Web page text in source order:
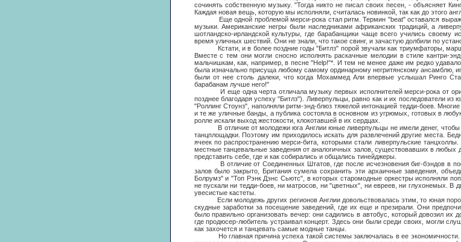
сочинять собственную музыку. "Тогда никто не писал своих песен, - объясняет
Каждая новая вещь, которую мы исполняли, считалась новинкой, так как до этого
Еще одной проблемой мерси-рока стал ритм. Термин "beat" оставался
музыки. Американские негры были наследниками африканских традиций, а
шотландско-ирландской культуры, где барабанщики чаще всего учились своему
время уличных шествий. Они не знали, что такое свинг, и зачастую долбили по
Кстати, и в более поздние годы "Битлз" порой звучали как триумфаторы,
Вместе с тем они могли сносно исполнять раскачные мелодии в стиле кантри-
мальчишкам, как, например, в песне "Help!"*. И тем не менее даже им редко
была изначально присуща любому самому ординарному негритянскому ансамблю,
были от нее столь далеки, что когда Мохаммед Али впервые услышал Ринго
барабанам лучше него!"
И еще одна черта отличала музыку первых исполнителей мерси-рока от
позднее благодаря успеху "Битлз"). Ливерпульцы, равно как и их последователи из
"Роллинг Стоунз", наполняли ритм-энд-блюз тяжелой интонацией тедди-боев.
и те же уличные банды, а публика состояла в основном из угрюмых, готовых в
ролле искали выход жестокости, клокотавшей в их сердцах.
В отличие от молодежи юга Англии юные ливерпульцы не имели денег, чтобы
танцплощадки. Поэтому им приходилось искать для развлечений другие места.
ячеек по распространению мерси-бита, которыми стали ливерпульские
местные танцевальные заведения от аналогичных залов, существовавших в любых
представить себе, где и как собирались и общались тинейджеры.
В отличие от Соединенных Штатов, где после исчезновения биг-бэндов в
залов было закрыто, Британия сумела сохранить эти архаичные заведения,
Болрумз" и "Топ Рэнк Дэнс Сьютс", в которых старомодные оркестры исполняли
не пускали ни тедди-боев, ни матросов, ни "цветных", ни евреев, ни глухонемых. В
увесистые кастеты.
Если молодежь других регионов Англии довольствовалась этим, то юная
скудные заработки за посещение заведений, где их еще и презирали. Они
было правильно организовать вечер: они садились в автобус, который довозил их
где продюсер-любитель устраивал концерт. Здесь они были среди своих, могли
как захочется и танцевать самые модные танцы.
Но главная причина успеха такой системы заключалась в ее экономичности.